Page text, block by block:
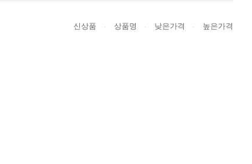
신상품 상품명 낮은가격 높은가격